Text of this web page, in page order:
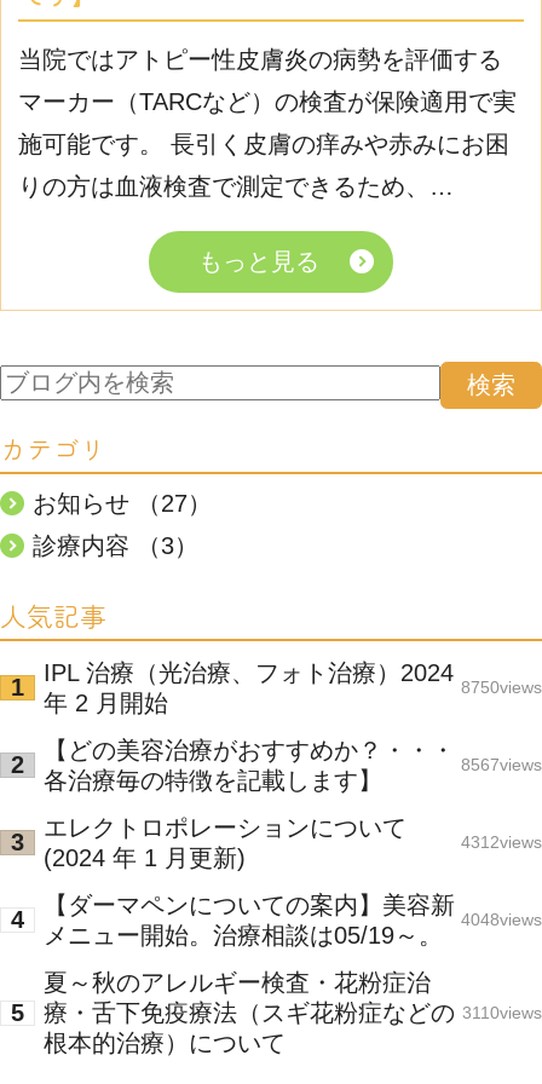
当院ではアトピー性皮膚炎の病勢を評価する
マーカー（TARCなど）の検査が保険適用で実
施可能です。 長引く皮膚の痒みや赤みにお困
りの方は血液検査で測定できるため、…
もっと見る
カテゴリ
お知らせ （27）
診療内容 （3）
人気記事
IPL 治療（光治療、フォト治療）2024
年 2 月開始
8750views
【どの美容治療がおすすめか？・・・
各治療毎の特徴を記載します】
8567views
エレクトロポレーションについて
(2024 年 1 月更新)
4312views
【ダーマペンについての案内】美容新
メニュー開始。治療相談は05/19～。
4048views
夏～秋のアレルギー検査・花粉症治
療・舌下免疫療法（スギ花粉症などの
根本的治療）について
3110views